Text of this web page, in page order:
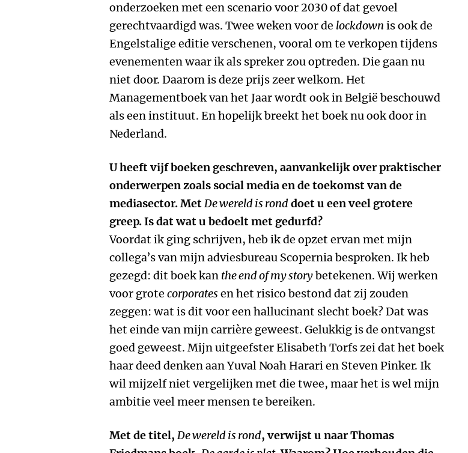
onderzoeken met een scenario voor 2030 of dat gevoel
gerechtvaardigd was. Twee weken voor de lockdown is ook de
Engelstalige editie verschenen, vooral om te verkopen tijdens
evenementen waar ik als spreker zou optreden. Die gaan nu
niet door. Daarom is deze prijs zeer welkom. Het
Managementboek van het Jaar wordt ook in België beschouwd
als een instituut. En hopelijk breekt het boek nu ook door in
Nederland.
U heeft vijf boeken geschreven, aanvankelijk over praktischer
onderwerpen zoals social media en de toekomst van de
mediasector. MetDe wereld is ronddoet u een veel grotere
greep. Is dat wat u bedoelt met gedurfd?
Voordat ik ging schrijven, heb ik de opzet ervan met mijn
collega’s van mijn adviesbureau Scopernia besproken. Ik heb
gezegd: dit boek kan the end of my storybetekenen. Wij werken
voor grote corporates en het risico bestond dat zij zouden
zeggen: wat is dit voor een hallucinant slecht boek? Dat was
het einde van mijn carrière geweest. Gelukkig is de ontvangst
goed geweest. Mijn uitgeefster Elisabeth Torfs zei dat het boek
haar deed denken aan Yuval Noah Harari en Steven Pinker. Ik
wil mijzelf niet vergelijken met die twee, maar het is wel mijn
ambitie veel meer mensen te bereiken.
Met de titel, De wereld is rond, verwijst u naar Thomas